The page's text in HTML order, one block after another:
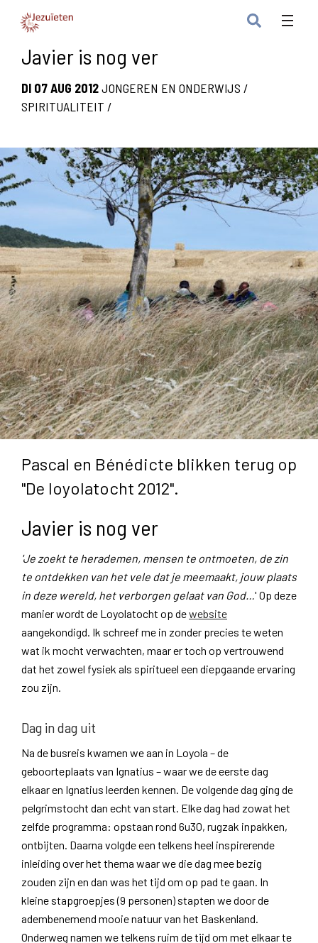
Javier is nog ver
DI 07 AUG 2012JONGEREN EN ONDERWIJS /
SPIRITUALITEIT /
Pascal en Bénédicte blikken terug op
"De loyolatocht 2012".
Javier is nog ver
'Je zoekt te herademen, mensen te ontmoeten, de zin
te ontdekken van het vele dat je meemaakt, jouw plaats
in deze wereld, het verborgen gelaat van God… ' Op deze
manier wordt de Loyolatocht op dewebsite
aangekondigd. Ik schreef me in zonder precies te weten
wat ik mocht verwachten, maar er toch op vertrouwend
dat het zowel fysiek als spiritueel een diepgaande ervaring
zou zijn.
Dag in dag uit
Na de busreis kwamen we aan in Loyola – de
geboorteplaats van Ignatius – waar we de eerste dag
elkaar en Ignatius leerden kennen. De volgende dag ging de
pelgrimstocht dan echt van start. Elke dag had zowat het
zelfde programma: opstaan rond 6u30, rugzak inpakken,
ontbijten. Daarna volgde een telkens heel inspirerende
inleiding over het thema waar we die dag mee bezig
zouden zijn en dan was het tijd om op pad te gaan. In
kleine stapgroepjes (9 personen) stapten we door de
adembenemend mooie natuur van het Baskenland.
Onderweg namen we telkens ruim de tijd om met elkaar te